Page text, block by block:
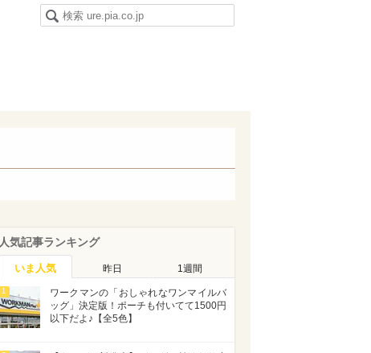
人気記事ランキング
いま人気 昨日 1週間
1
ワークマンの「おしゃれなワンマイルバ
ッグ」決定版！ポーチも付いてて1500円
以下だよ♪【全5色】